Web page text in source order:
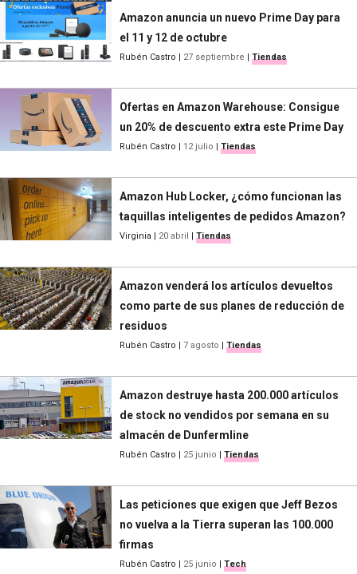
Amazon anuncia un nuevo Prime Day para
el 11 y 12 de octubre
Rubén Castro | 27 septiembre | Tiendas
Ofertas en Amazon Warehouse: Consigue
un 20% de descuento extra este Prime Day
Rubén Castro | 12 julio | Tiendas
Amazon Hub Locker, ¿cómo funcionan las
taquillas inteligentes de pedidos Amazon?
Virginia | 20 abril | Tiendas
Amazon venderá los artículos devueltos
como parte de sus planes de reducción de
residuos
Rubén Castro | 7 agosto | Tiendas
Amazon destruye hasta 200.000 artículos
de stock no vendidos por semana en su
almacén de Dunfermline
Rubén Castro | 25 junio | Tiendas
Las peticiones que exigen que Jeff Bezos
no vuelva a la Tierra superan las 100.000
firmas
Rubén Castro | 25 junio | Tech